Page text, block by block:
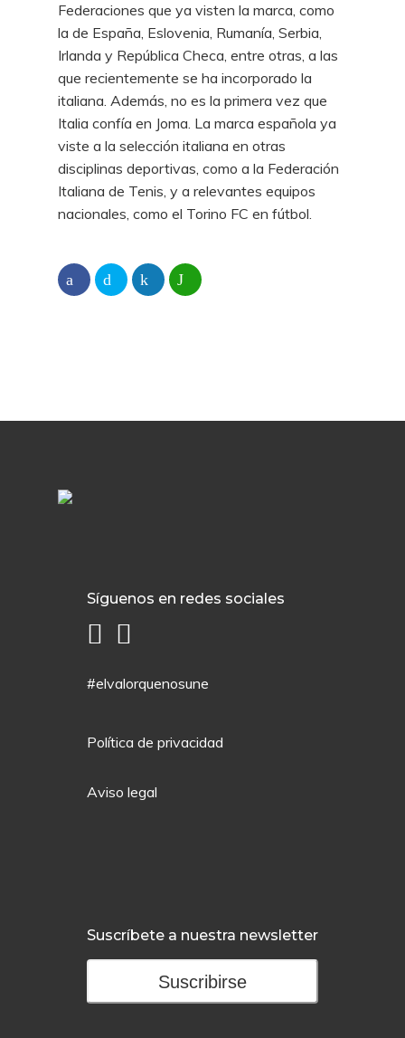
Federaciones que ya visten la marca, como
la de España, Eslovenia, Rumanía, Serbia,
Irlanda y República Checa, entre otras, a las
que recientemente se ha incorporado la
italiana. Además, no es la primera vez que
Italia confía en Joma. La marca española ya
viste a la selección italiana en otras
disciplinas deportivas, como a la Federación
Italiana de Tenis, y a relevantes equipos
nacionales, como el Torino FC en fútbol.
Síguenos en redes sociales
#elvalorquenosune
Política de privacidad
Aviso legal
Suscríbete a nuestra newsletter
Suscribirse